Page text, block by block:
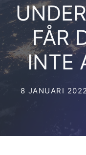
FÅR
INTE
8 JANUARI 2022